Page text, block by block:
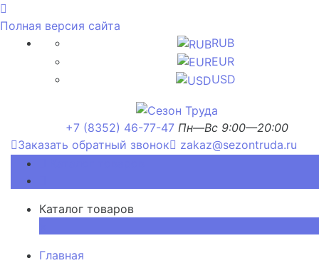
Полная версия сайта
RUB
EUR
USD
+7 (8352) 46-77-47 Пн—Вс 9:00—20:00
Заказать обратный звонок
zakaz@sezontruda.ru
Каталог товаров
Главная